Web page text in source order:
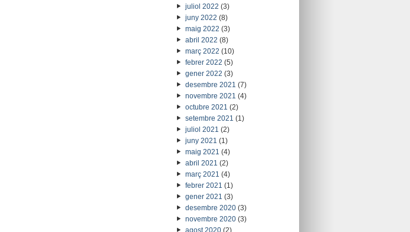
juliol 2022 (3)
juny 2022 (8)
maig 2022 (3)
abril 2022 (8)
març 2022 (10)
febrer 2022 (5)
gener 2022 (3)
desembre 2021 (7)
novembre 2021 (4)
octubre 2021 (2)
setembre 2021 (1)
juliol 2021 (2)
juny 2021 (1)
maig 2021 (4)
abril 2021 (2)
març 2021 (4)
febrer 2021 (1)
gener 2021 (3)
desembre 2020(3)
novembre 2020(3)
agost 2020(2)